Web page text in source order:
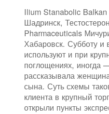
Ilium Stanabolic
Шадринск,
Pharmaceuticals
Хабаровск. Субботу и
используют и при
поглощениях, иногда
рассказывала
сына. Суть схемы
клиента в крупный
открыли пункты